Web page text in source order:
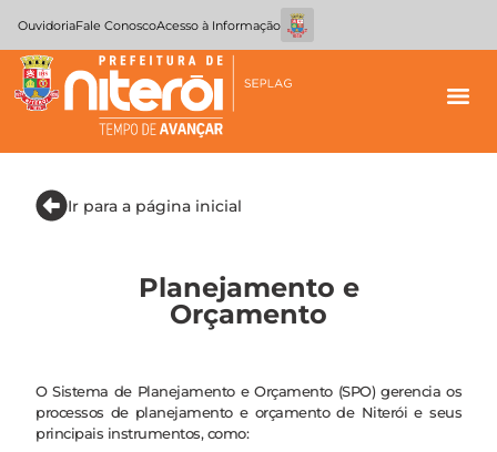
OuvidoriaFale ConoscoAcesso à Informação
Ir para a página inicial
Planejamento e
Orçamento
O Sistema de Planejamento e Orçamento (SPO) gerencia os
processos de planejamento e orçamento de Niterói e seus
principais instrumentos, como: